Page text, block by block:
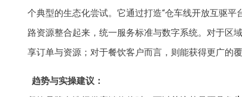
个典型的生态化尝试。它通过打造“仓车线开放互驱
路资源整合起来，统一服务标准与数字系统。对于区
享订单与资源；对于餐饮客户而言，则能获得更广的
趋势与实操建议：